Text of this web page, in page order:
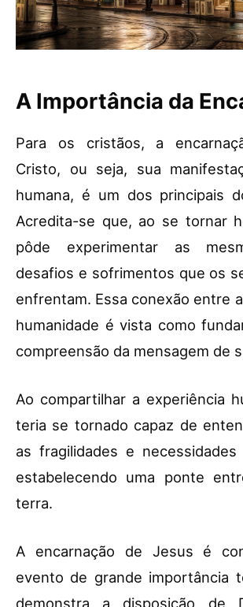
A Importância da
Para os cristãos, a
Cristo, ou seja, sua
humana, é um dos principais
Acredita-se que, ao se tornar
pôde experimentar as
desafios e sofrimentos que os
enfrentam. Essa conexão entre
humanidade é vista como
compreensão da mensagem de
Ao compartilhar a experiência
teria se tornado capaz de
as fragilidades e
estabelecendo uma ponte
terra.
A encarnação de Jesus é
evento de grande importância
demonstra a disposição de